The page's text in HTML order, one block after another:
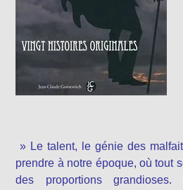
» Le talent, le génie des
prendre à notre époque, où tout
des proportions